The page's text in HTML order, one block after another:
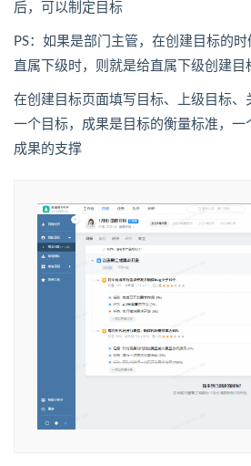
后，可以制定目标
PS：如果是部门主管，在创建目标的
直属下级时，则就是给直属下级创建目
在创建目标页面填写目标、上级目标、
一个目标，成果是目标的衡量标准，一
成果的支撑